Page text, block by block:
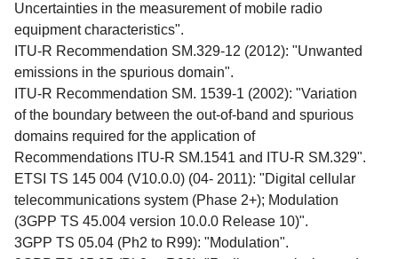
Uncertainties in the measurement of mobile radio
equipment characteristics".
ITU-R Recommendation SM.329-12 (2012): "Unwanted
emissions in the spurious domain".
ITU-R Recommendation SM. 1539-1 (2002): "Variation
of the boundary between the out-of-band and spurious
domains required for the application of
Recommendations ITU-R SM.1541 and ITU-R SM.329".
ETSI TS 145 004 (V10.0.0) (04- 2011): "Digital cellular
telecommunications system (Phase 2+); Modulation
(3GPP TS 45.004 version 10.0.0 Release 10)".
3GPP TS 05.04 (Ph2 to R99): "Modulation".